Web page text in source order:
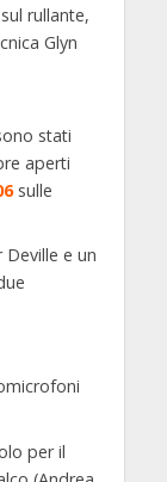
rullante,
Glyn
stati
aperti
sulle
e un
per il